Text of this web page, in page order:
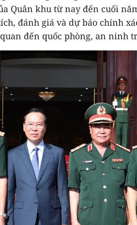
Quân khu từ nay đến cuối
đánh giá và dự báo chính
đến quốc phòng, an ninh